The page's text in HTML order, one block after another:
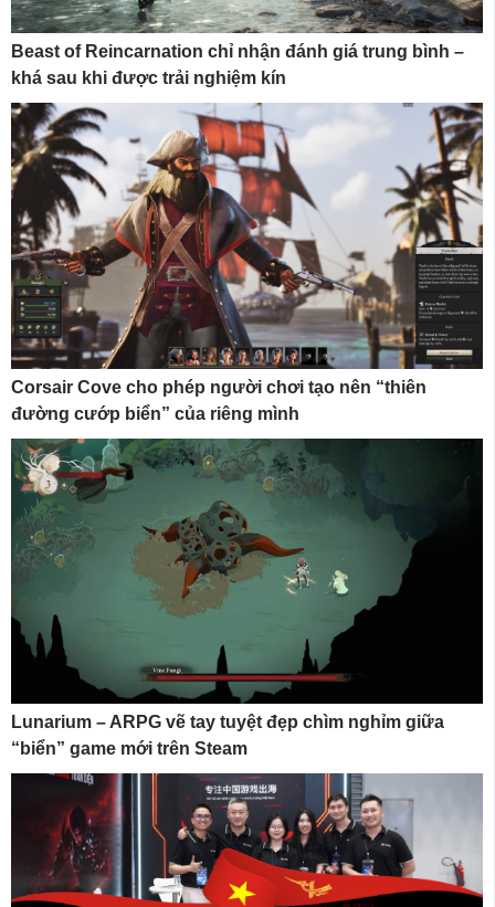
Beast of Reincarnation chỉ nhận đánh giá trung bình –
khá sau khi được trải nghiệm kín
Corsair Cove cho phép người chơi tạo nên “thiên
đường cướp biển” của riêng mình
Lunarium – ARPG vẽ tay tuyệt đẹp chìm nghỉm giữa
“biển” game mới trên Steam